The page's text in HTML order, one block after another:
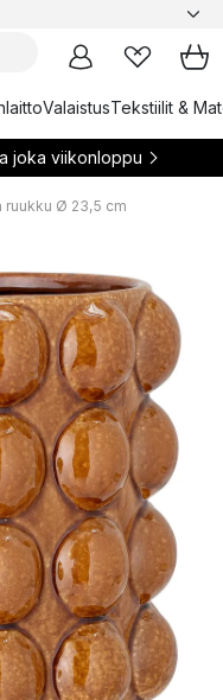
ValaistusTekstiilit &
joka viikonloppu
ruukku Ø 23,5 cm